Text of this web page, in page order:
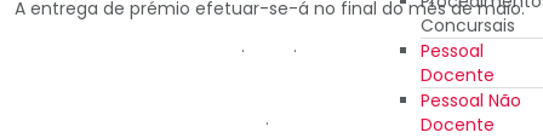
Concursais
Pessoal
Docente
Pessoal Não
Docente
A entrega de prémio efetuar-se-á no final do mês de maio.
. .
.